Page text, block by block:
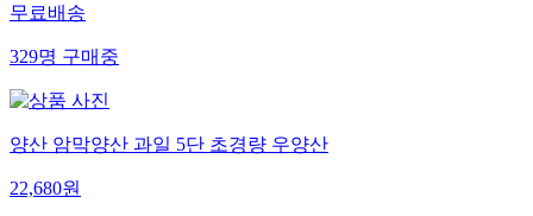
무료배송
329명구매중
양산 암막양산 과일 5단 초경량 우양산
22,680원